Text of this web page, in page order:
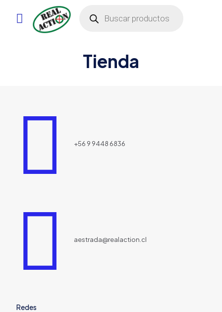
productos
Tienda
+56 9 9448 6836
aestrada@realaction.cl
Redes